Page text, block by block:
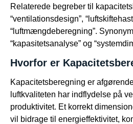
Relaterede begreber til
“ventilationsdesign”,
“luftmængdeberegning”.
“kapasitetsanalyse” og
Hvorfor er
Kapacitetsberegning er
luftkvaliteten har indflydelse på
produktivitet. Et korrekt
vil bidrage til energieffektivitet,